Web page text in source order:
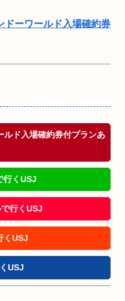
ドーワールド入場確約券
ド入場確約券付プランあ
行くUSJ
行くUSJ
くUSJ
USJ